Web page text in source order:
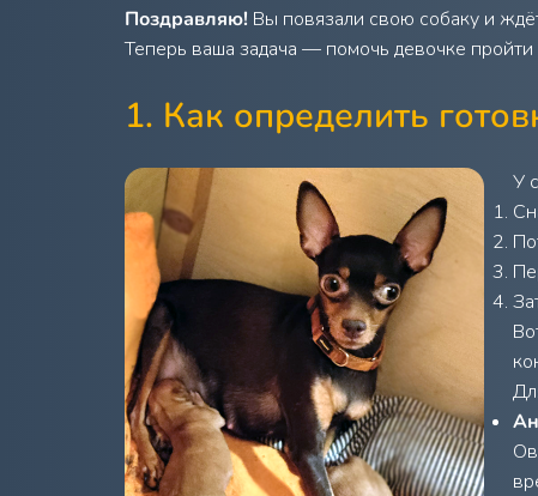
Поздравляю! Вы повязали свою собаку и
Теперь ваша задача — помочь девочке
1. Как определить
У